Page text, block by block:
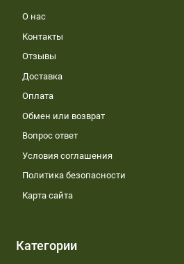
О нас
Контакты
Отзывы
Доставка
Оплата
Обмен или возврат
Вопрос ответ
Условия соглашения
Политика безопасности
Карта сайта
Категории